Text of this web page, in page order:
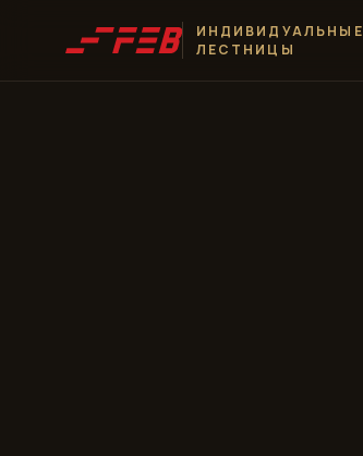
ИНДИВИДУАЛЬНЫЕ
ЛЕСТНИЦЫ